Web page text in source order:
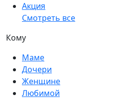
Акция
Смотреть все
Кому
Маме
Дочери
Женщине
Любимой